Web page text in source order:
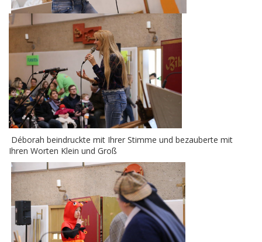
Déborah beindruckte mit Ihrer Stimme und bezauberte mit
Ihren Worten Klein und Groß